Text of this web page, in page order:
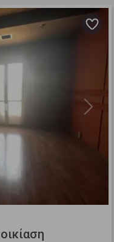
Next